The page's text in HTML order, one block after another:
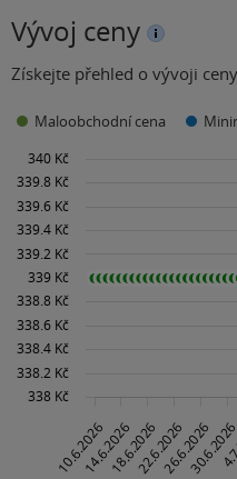
Vývoj ceny
Získejte přehled o vývoji
Maloobchodní cena